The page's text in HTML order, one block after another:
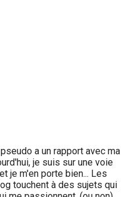
a un rapport avec ma
je suis sur une voie
je m'en porte bien... Les
touchent à des sujets qui